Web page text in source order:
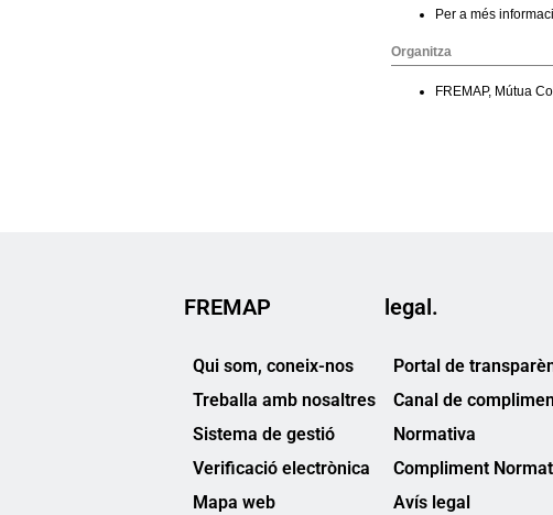
FREMAP
Qui som, coneix-nos
Treballa amb nosaltres
Sistema de gestió
Verificació electrònica
Mapa web
legal.
Portal de
Canal de
Normativa
Compliment
Avís legal